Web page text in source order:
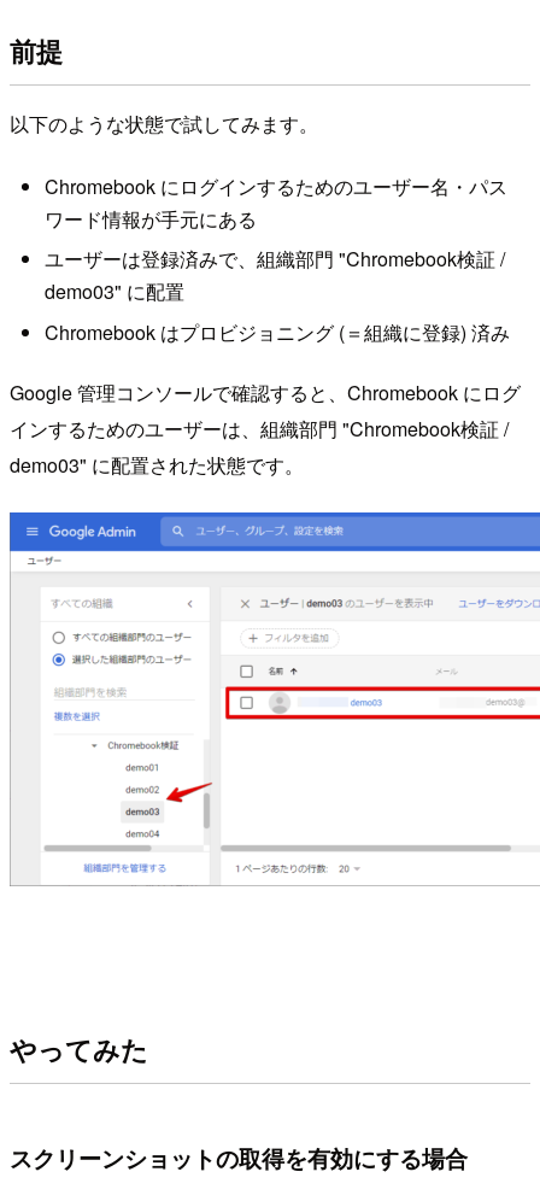
前提
以下のような状態で試してみます。
Chromebook にログインするためのユーザー名・パス
ワード情報が手元にある
ユーザーは登録済みで、組織部門 "Chromebook検証 /
demo03" に配置
Chromebook はプロビジョニング (＝組織に登録) 済み
Google 管理コンソールで確認すると、Chromebook にログ
インするためのユーザーは、組織部門 "Chromebook検証 /
demo03" に配置された状態です。
やってみた
スクリーンショットの取得を有効にする場合